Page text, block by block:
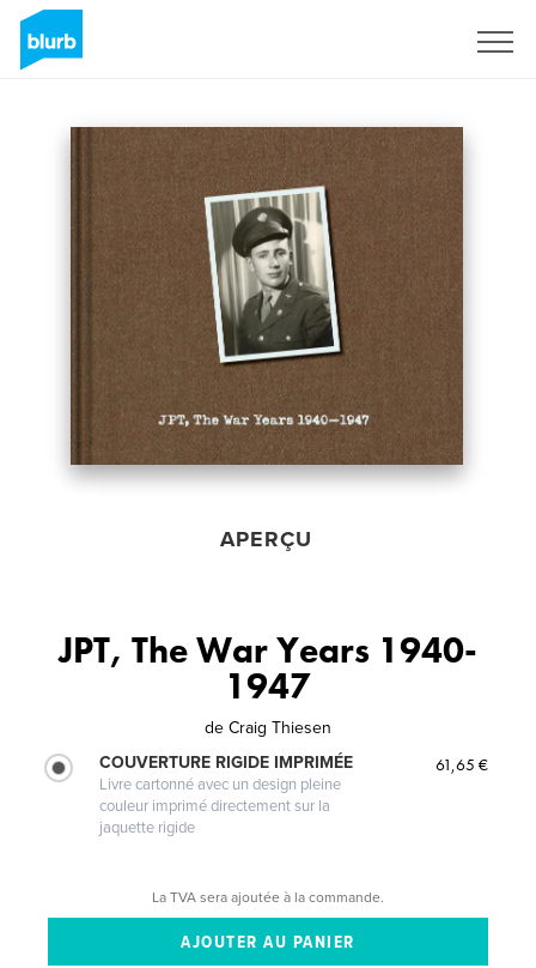
APERÇU
JPT, The War Years 1940-
1947
de Craig Thiesen
COUVERTURE RIGIDE IMPRIMÉE
Livre cartonné avec un design pleine
couleur imprimé directement sur la
jaquette rigide
61,65 €
La TVA sera ajoutée à la commande.